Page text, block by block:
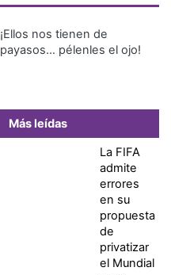
¡Ellos nos tienen de
payasos… pélenles el ojo!
Más leídas
La FIFA
admite
errores
en su
propuesta
de
privatizar
el Mundial